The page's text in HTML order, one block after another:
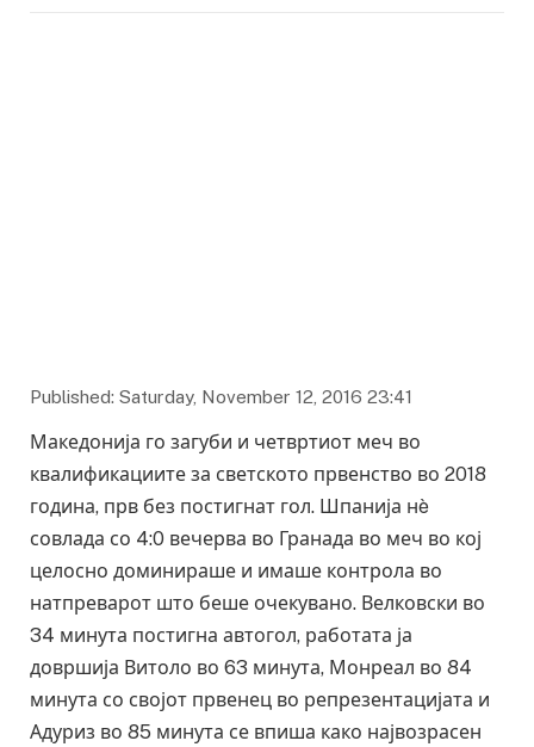
Published: Saturday, November 12, 2016 23:41
Македонија го загуби и четвртиот меч во
квалификациите за светското првенство во 2018
година, прв без постигнат гол. Шпанија нè
совлада со 4:0 вечерва во Гранада во меч во кој
целосно доминираше и имаше контрола во
натпреварот што беше очекувано. Велковски во
34 минута постигна автогол, работата ја
довршија Витоло во 63 минута, Монреал во 84
минута со својот првенец во репрезентацијата и
Адуриз во 85 минута се впиша како највозрасен